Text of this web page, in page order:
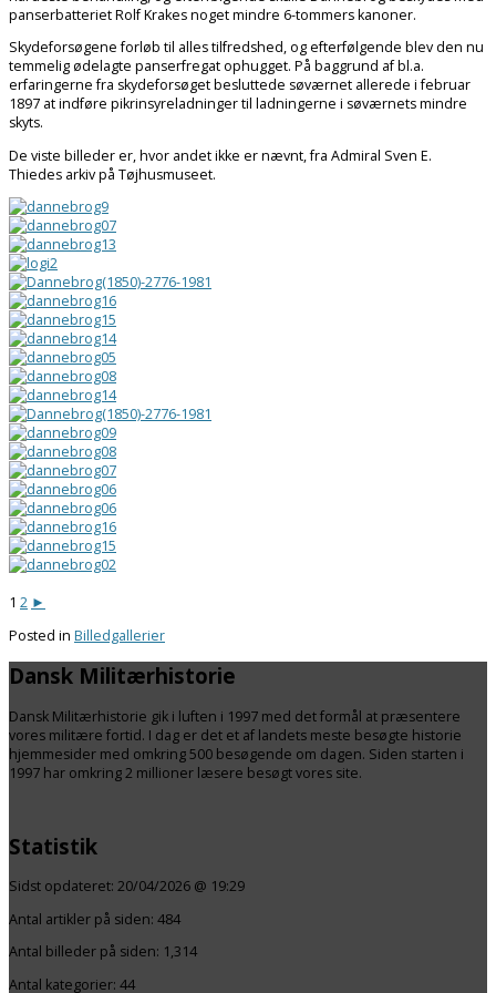
panserbatteriet Rolf Krakes noget mindre 6-tommers kanoner.
Skydeforsøgene forløb til alles tilfredshed, og efterfølgende blev den nu
temmelig ødelagte panserfregat ophugget. På baggrund af bl.a.
erfaringerne fra skydeforsøget besluttede søværnet allerede i februar
1897 at indføre pikrinsyreladninger til ladningerne i søværnets mindre
skyts.
De viste billeder er, hvor andet ikke er nævnt, fra Admiral Sven E.
Thiedes arkiv på Tøjhusmuseet.
1 2 ►
Posted in Billedgallerier
Dansk Militærhistorie
Dansk Militærhistorie gik i luften i 1997 med det formål at præsentere
vores militære fortid. I dag er det et af landets meste besøgte historie
hjemmesider med omkring 500 besøgende om dagen. Siden starten i
1997 har omkring 2 millioner læsere besøgt vores site.
Statistik
Sidst opdateret: 20/04/2026 @ 19:29
Antal artikler på siden: 484
Antal billeder på siden: 1,314
Antal kategorier: 44